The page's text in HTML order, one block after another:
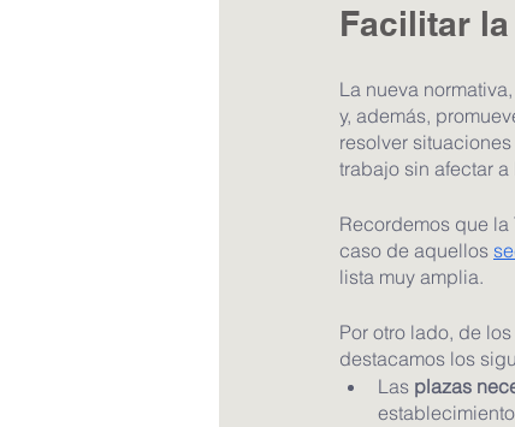
Facilitar
La nueva
y, además,
resolver
trabajo sin afectar a
Recordemos que
caso de aquellos
lista muy amplia.
Por otro lado, de los
destacamos los
Las plazas